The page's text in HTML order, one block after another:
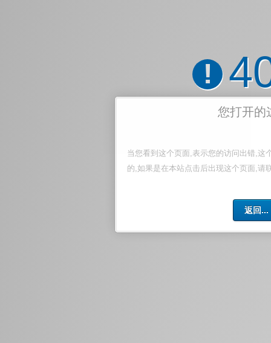
!
您打开的
当您看到这个页面,表示您的访问出错,这
的,如果是在本站点击后出现这个页面,请
返回...